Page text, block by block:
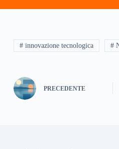
# innovazione tecnologica #
PRECEDENTE